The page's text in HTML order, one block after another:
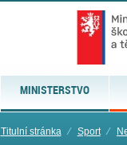
MINISTERSTVO
Titulní stránka ⁄ Sport ⁄